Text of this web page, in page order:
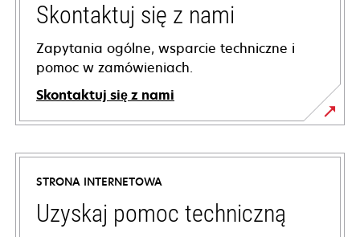
Skontaktuj się z nami
Zapytania ogólne, wsparcie techniczne i
pomoc w zamówieniach.
Skontaktuj się z nami
STRONA INTERNETOWA
Uzyskaj pomoc techniczną